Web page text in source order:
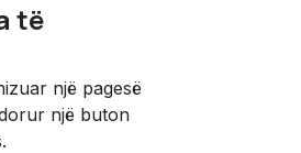
të
një pagesë
një buton